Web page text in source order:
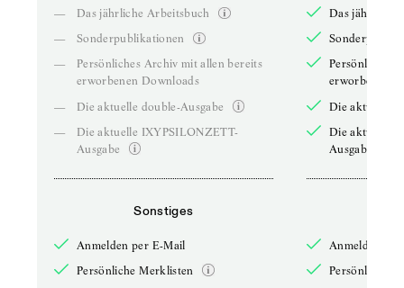
—
Das jährliche Arbeitsbuch
—
Sonderpublikationen
—
Persönliches Archiv mit allen bereits
erworbenen Downloads
—
Die aktuelle double-Ausgabe
—
Die aktuelle IXYPSILONZETT-
Ausgabe
Sonstiges
Anmelden per E-Mail
Persönliche Merklisten
Das jährliche
Persönliches
erworbenen
Die aktuelle
Die aktuelle
Ausgabe
Anmelden
Persönliche